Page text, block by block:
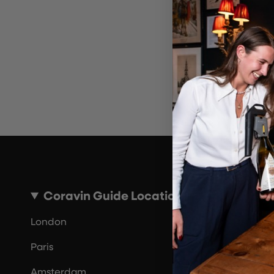
Por
Coravin Guide Locations
London
Paris
Amsterdam